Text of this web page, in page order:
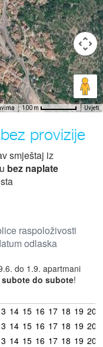
100 m Uvjeti
provizije
smještaj iz
bez naplate
raspoloživosti
odlaska
do 1.9. apartmani
do subote!
14 15 16 17 18 19 20
14 15 16 17 18 19 20
14 15 16 17 18 19 20